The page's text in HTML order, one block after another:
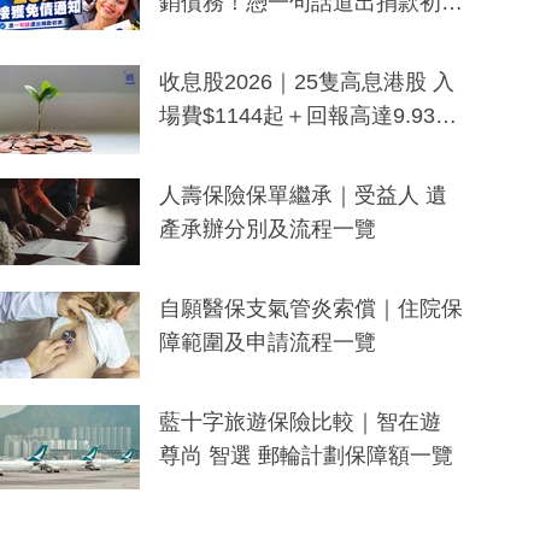
一度被誤當詐騙手段
收息股2026｜25隻高息港股 入
場費$1144起＋回報高達9.93
人壽保險保單繼承｜受益人 遺
產承辦分別及流程一覽
自願醫保支氣管炎索償｜住院保
障範圍及申請流程一覽
藍十字旅遊保險比較｜智在遊
尊尚 智選 郵輪計劃保障額一覽